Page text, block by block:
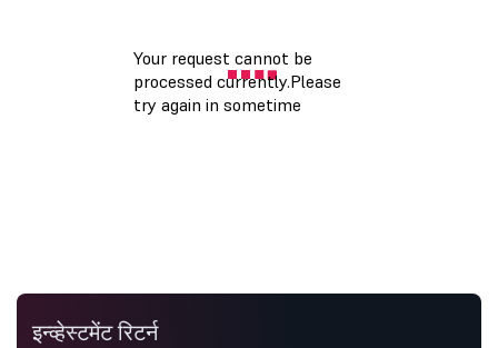
इन्व्हेस्टमेंट रिटर्न